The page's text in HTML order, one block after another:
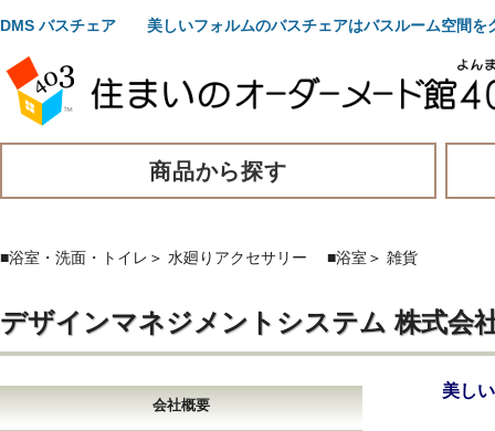
DMS バスチェア 美しいフォルムのバスチェアはバスルーム空間を
商品から探す
■浴室・洗面・トイレ ＞ 水廻りアクセサリー ■浴室 ＞ 雑貨
デザインマネジメントシステム 株式会
会社概要
美し